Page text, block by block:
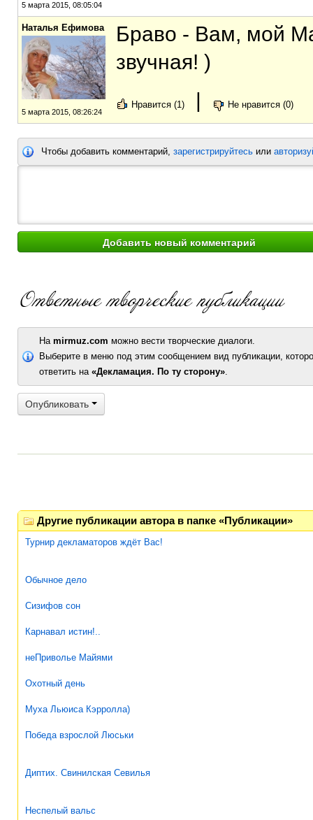
5 марта 2015, 08:05:04
Наталья Ефимова
5 марта 2015, 08:26:24
Браво - Вам, мой
звучная! )
Нравится (1) Не нравится (0)
Чтобы добавить комментарий, зарегистрируйтесь или
На mirmuz.com можно вести творческие диалоги.
Выберите в меню под этим сообщением вид публикации,
ответить на «Декламация. По ту сторону».
Опубликовать
Другие публикации автора в папке «Публикации»
Турнир декламаторов ждёт Вас!
Обычное дело
Сизифов сон
Карнавал истин!..
неПриволье Майями
Охотный день
Муха Льюиса Кэрролла)
Победа взрослой Люськи
Диптих. Свинилская Севилья
Неспелый вальс